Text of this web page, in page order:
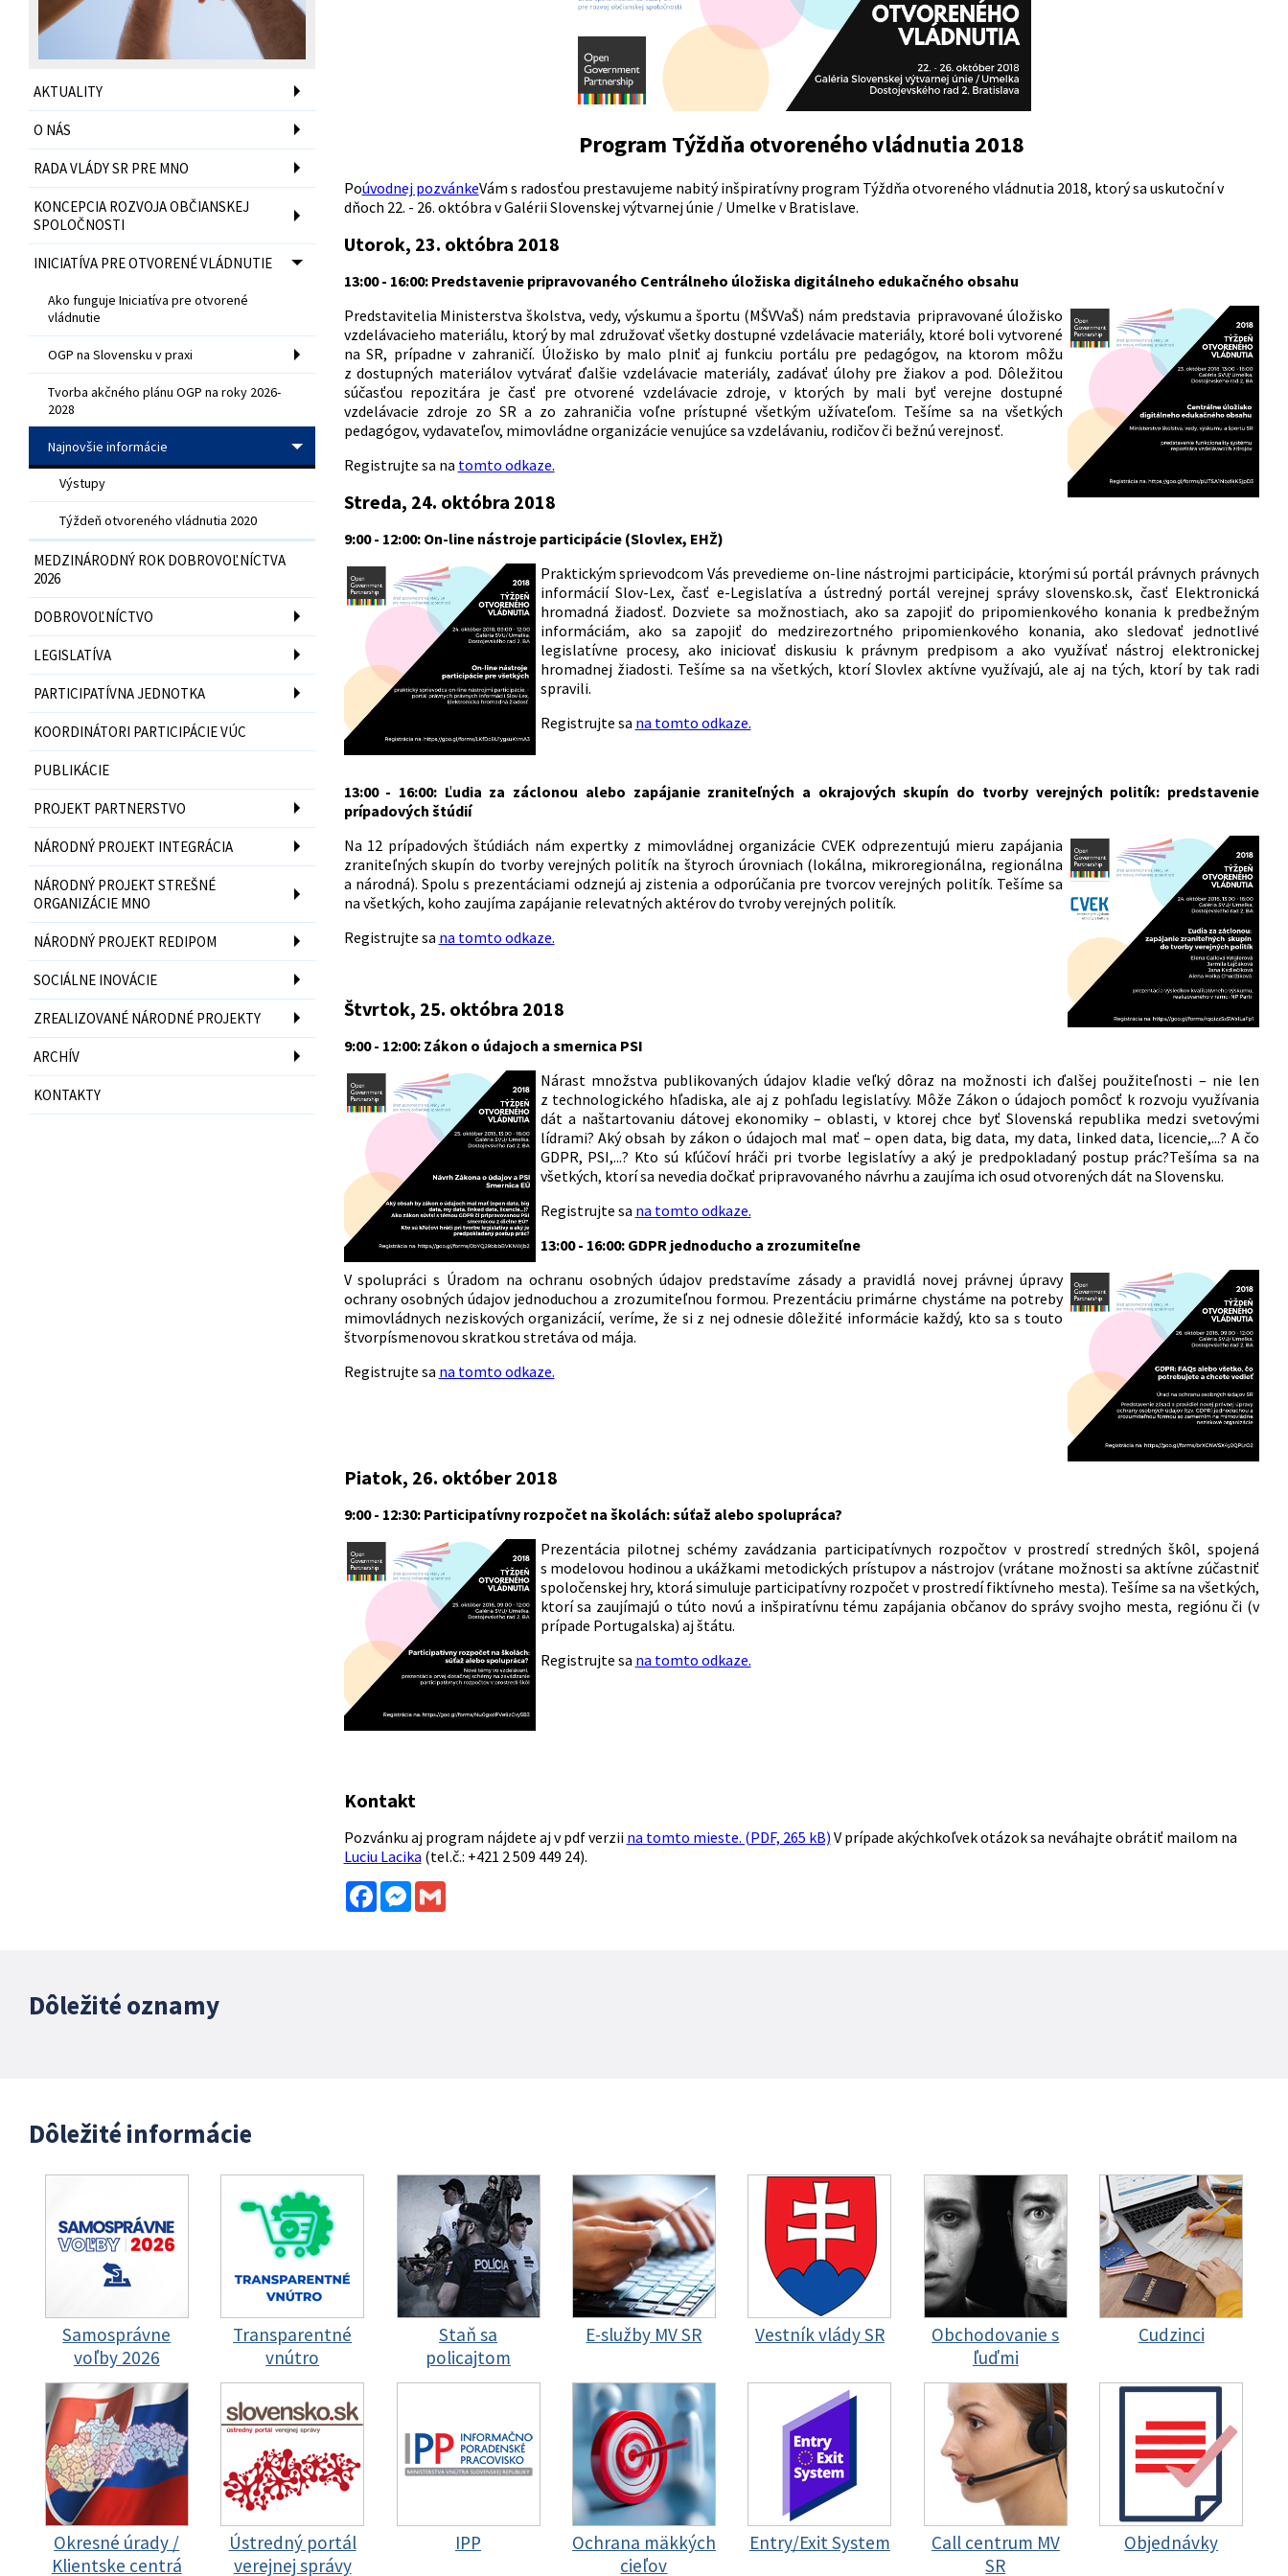
AKTUALITY
O NÁS
RADA VLÁDY SR PRE MNO
KONCEPCIA ROZVOJA OBČIANSKEJ
SPOLOČNOSTI
INICIATÍVA PRE OTVORENÉ VLÁDNUTIE
Ako funguje Iniciatíva pre otvorené
vládnutie
OGP na Slovensku v praxi
Tvorba akčného plánu OGP na roky 2026-
2028
Najnovšie informácie
Výstupy
Týždeň otvoreného vládnutia 2020
MEDZINÁRODNÝ ROK DOBROVOĽNÍCTVA
2026
DOBROVOĽNÍCTVO
LEGISLATÍVA
PARTICIPATÍVNA JEDNOTKA
KOORDINÁTORI PARTICIPÁCIE VÚC
PUBLIKÁCIE
PROJEKT PARTNERSTVO
NÁRODNÝ PROJEKT INTEGRÁCIA
NÁRODNÝ PROJEKT STREŠNÉ
ORGANIZÁCIE MNO
NÁRODNÝ PROJEKT REDIPOM
SOCIÁLNE INOVÁCIE
ZREALIZOVANÉ NÁRODNÉ PROJEKTY
ARCHÍV
KONTAKTY
Program Týždňa otvoreného vládnutia 2018
Poúvodnej pozvánkeVám s radosťou prestavujeme nabitý inšpiratívny program Týždňa otvoreného vládnutia 2018, ktorý sa uskutoční v
dňoch 22. - 26. októbra v Galérii Slovenskej výtvarnej únie / Umelke v Bratislave.
Utorok, 23. októbra 2018
13:00 - 16:00: Predstavenie pripravovaného Centrálneho úložiska digitálneho edukačného obsahu
Predstavitelia Ministerstva školstva, vedy, výskumu a športu (MŠVVaŠ) nám predstavia pripravované úložisko
vzdelávacieho materiálu, ktorý by mal združovať všetky dostupné vzdelávacie materiály, ktoré boli vytvorené
na SR, prípadne v zahraničí. Úložisko by malo plniť aj funkciu portálu pre pedagógov, na ktorom môžu
z dostupných materiálov vytvárať ďalšie vzdelávacie materiály, zadávať úlohy pre žiakov a pod. Dôležitou
súčasťou repozitára je časť pre otvorené vzdelávacie zdroje, v ktorých by mali byť verejne dostupné
vzdelávacie zdroje zo SR a zo zahraničia voľne prístupné všetkým užívateľom. Tešíme sa na všetkých
pedagógov, vydavateľov, mimovládne organizácie venujúce sa vzdelávaniu, rodičov či bežnú verejnosť.
Registrujte sa na tomto odkaze.
Streda, 24. októbra 2018
9:00 - 12:00: On-line nástroje participácie (Slovlex, EHŽ)
Praktickým sprievodcom Vás prevedieme on-line nástrojmi participácie, ktorými sú portál právnych právnych
informácií Slov-Lex, časť e-Legislatíva a ústredný portál verejnej správy slovensko.sk, časť Elektronická
hromadná žiadosť. Dozviete sa možnostiach, ako sa zapojiť do pripomienkového konania k predbežným
informáciám, ako sa zapojiť do medzirezortného pripomienkového konania, ako sledovať jednotlivé
legislatívne procesy, ako iniciovať diskusiu k právnym predpisom a ako využívať nástroj elektronickej
hromadnej žiadosti. Tešíme sa na všetkých, ktorí Slovlex aktívne využívajú, ale aj na tých, ktorí by tak radi
spravili.
Registrujte sa na tomto odkaze.
13:00 - 16:00: Ľudia za záclonou alebo zapájanie zraniteľných a okrajových skupín do tvorby verejných politík: predstavenie
prípadových štúdií
Na 12 prípadových štúdiách nám expertky z mimovládnej organizácie CVEK odprezentujú mieru zapájania
zraniteľných skupín do tvorby verejných politík na štyroch úrovniach (lokálna, mikroregionálna, regionálna
a národná). Spolu s prezentáciami odznejú aj zistenia a odporúčania pre tvorcov verejných politík. Tešíme sa
na všetkých, koho zaujíma zapájanie relevatných aktérov do tvroby verejných politík.
Registrujte sa na tomto odkaze.
Štvrtok, 25. októbra 2018
9:00 - 12:00: Zákon o údajoch a smernica PSI
Nárast množstva publikovaných údajov kladie veľký dôraz na možnosti ich ďalšej použiteľnosti – nie len
z technologického hľadiska, ale aj z pohľadu legislatívy. Môže Zákon o údajoch pomôcť k rozvoju využívania
dát a naštartovaniu dátovej ekonomiky – oblasti, v ktorej chce byť Slovenská republika medzi svetovými
lídrami? Aký obsah by zákon o údajoch mal mať – open data, big data, my data, linked data, licencie,...? A čo
GDPR, PSI,...? Kto sú kľúčoví hráči pri tvorbe legislatívy a aký je predpokladaný postup prác?Tešíma sa na
všetkých, ktorí sa nevedia dočkať pripravovaného návrhu a zaujíma ich osud otvorených dát na Slovensku.
Registrujte sa na tomto odkaze.
13:00 - 16:00: GDPR jednoducho a zrozumiteľne
V spolupráci s Úradom na ochranu osobných údajov predstavíme zásady a pravidlá novej právnej úpravy
ochrany osobných údajov jednoduchou a zrozumiteľnou formou. Prezentáciu primárne chystáme na potreby
mimovládnych neziskových organizácií, veríme, že si z nej odnesie dôležité informácie každý, kto sa s touto
štvorpísmenovou skratkou stretáva od mája.
Registrujte sa na tomto odkaze.
Piatok, 26. október 2018
9:00 - 12:30: Participatívny rozpočet na školách: súťaž alebo spolupráca?
Prezentácia pilotnej schémy zavádzania participatívnych rozpočtov v prostredí stredných škôl, spojená
s modelovou hodinou a ukážkami metodických prístupov a nástrojov (vrátane možnosti sa aktívne zúčastniť
spoločenskej hry, ktorá simuluje participatívny rozpočet v prostredí fiktívneho mesta). Tešíme sa na všetkých,
ktorí sa zaujímajú o túto novú a inšpiratívnu tému zapájania občanov do správy svojho mesta, regiónu či (v
prípade Portugalska) aj štátu.
Registrujte sa na tomto odkaze.
Kontakt
Pozvánku aj program nájdete aj v pdf verzii na tomto mieste. (PDF, 265 kB) V prípade akýchkoľvek otázok sa neváhajte obrátiť mailom na
Luciu Lacika (tel.č.: +421 2 509 449 24).
FacebookMessenger
Gmail
Dôležité oznamy
Dôležité informácie
Samosprávne
voľby 2026
Transparentné
vnútro
Staň sa
policajtom
E-služby MV SR Vestník vlády SR
Obchodovanie s
ľuďmi
Cudzinci
Okresné úrady /
Klientske centrá
Ústredný portál
verejnej správy
IPP
Ochrana mäkkých
cieľov
Entry/Exit System
Call centrum MV
SR
Objednávky